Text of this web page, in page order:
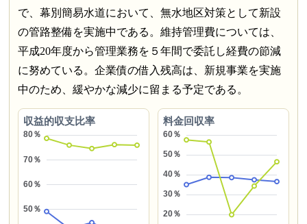
で、幕別簡易水道において、無水地区対策として新設
の管路整備を実施中である。維持管理費については、
平成20年度から管理業務を５年間で委託し経費の節減
に努めている。企業債の借入残高は、新規事業を実施
中のため、緩やかな減少に留まる予定である。
収益的収支比率 料金回収率